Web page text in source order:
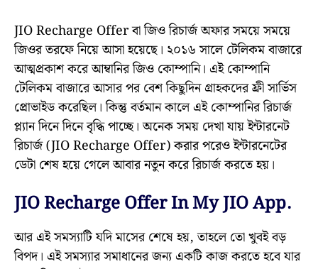
JIO Recharge Offer বা জিও রিচার্জ অফার সময়ে সময়ে
জিওর তরফে নিয়ে আসা হয়েছে। ২০১৬ সালে টেলিকম বাজারে
আত্মপ্রকাশ করে আম্বানির জিও কোম্পানি। এই কোম্পানি
টেলিকম বাজারে আসার পর বেশ কিছুদিন গ্রাহকদের ফ্রী সার্ভিস
প্রোভাইড করেছিল। কিন্তু বর্তমান কালে এই কোম্পানির রিচার্জ
প্ল্যান দিনে দিনে বৃদ্ধি পাচ্ছে। অনেক সময় দেখা যায় ইন্টারনেট
রিচার্জ (JIO Recharge Offer) করার পরেও ইন্টারনেটের
ডেটা শেষ হয়ে গেলে আবার নতুন করে রিচার্জ করতে হয়।
JIO Recharge Offer In My JIO App.
আর এই সমস্যাটি যদি মাসের শেষে হয়, তাহলে তো খুবই বড়
বিপদ। এই সমস্যার সমাধানের জন্য একটি কাজ করতে হবে যার